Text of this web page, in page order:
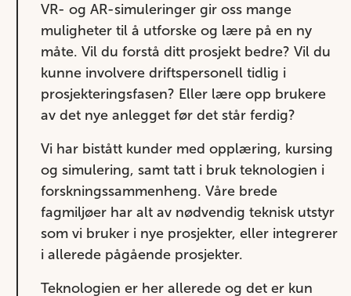
VR- og AR-simuleringer gir oss mange
muligheter til å utforske og lære på en ny
måte. Vil du forstå ditt prosjekt bedre? Vil du
kunne involvere driftspersonell tidlig i
prosjekteringsfasen? Eller lære opp brukere
av det nye anlegget før det står ferdig?
Vi har bistått kunder med opplæring, kursing
og simulering, samt tatt i bruk teknologien i
forskningssammenheng. Våre brede
fagmiljøer har alt av nødvendig teknisk utstyr
som vi bruker i nye prosjekter, eller integrerer
i allerede pågående prosjekter.
Teknologien er her allerede og det er kun